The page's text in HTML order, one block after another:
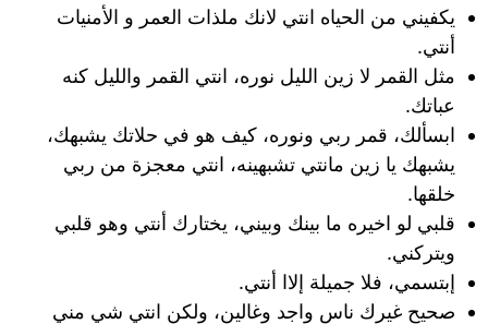
يكفيني من الحياه انتي لانك ملذات العمر و الأمنيات
أنتي.
مثل القمر لا زين الليل نوره، انتي القمر والليل كنه
عباتك.
ابسألك، قمر ربي ونوره، كيف هو في حلاتك يشبهك،
يشبهك يا زين مانتي تشبهينه، انتي معجزة من ربي
خلقها.
قلبي لو اخيره ما بينك وبيني، يختارك أنتي وهو قلبي
ويتركني.
إبتسمي، فلا جميلة إلاا أنتي.
صحيح غيرك ناس واجد وغالين، ولكن انتي شي مني